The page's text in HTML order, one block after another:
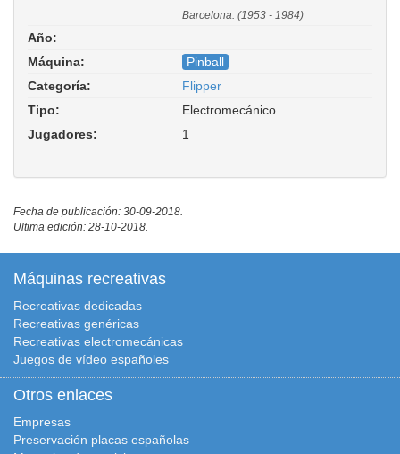
Barcelona. (1953 - 1984)
Año:
Máquina:
Pinball
Categoría:
Flipper
Tipo:
Electromecánico
Jugadores:
1
Fecha de publicación: 30-09-2018.
Ultima edición: 28-10-2018.
Máquinas recreativas
Recreativas dedicadas
Recreativas genéricas
Recreativas electromecánicas
Juegos de vídeo españoles
Otros enlaces
Empresas
Preservación placas españolas